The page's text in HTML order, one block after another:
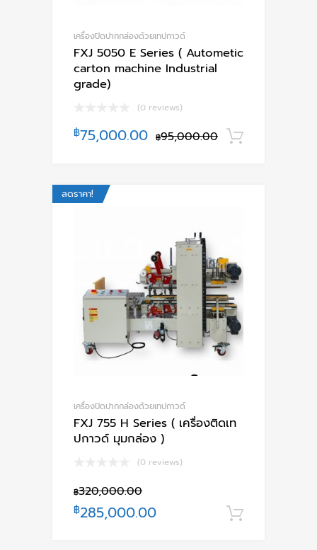
เครื่องปิดปากกล่องด้วยเทปกาวด์
FXJ 5050 E Series ( Autometic
carton machine Industrial
grade)
(0 reviews)
฿95,000.00
฿75,000.00
ลดราคา!
เครื่องปิดปากกล่องด้วยเทปกาวด์
FXJ 755 H Series ( เครื่องติดเท
ปกาวด์ มุมกล่อง )
(0 reviews)
฿320,000.00
฿285,000.00